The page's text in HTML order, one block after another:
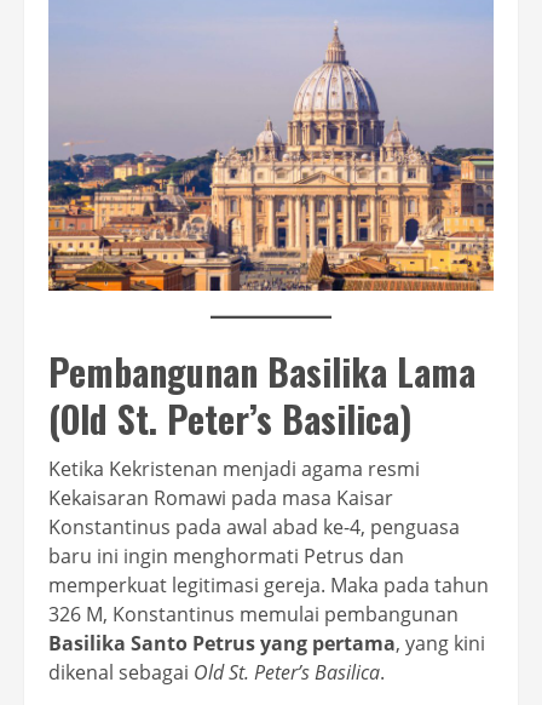
Pembangunan Basilika Lama
(Old St. Peter’s Basilica)
Ketika Kekristenan menjadi agama resmi
Kekaisaran Romawi pada masa Kaisar
Konstantinus pada awal abad ke-4, penguasa
baru ini ingin menghormati Petrus dan
memperkuat legitimasi gereja. Maka pada tahun
326 M, Konstantinus memulai pembangunan
Basilika Santo Petrus yang pertama, yang kini
dikenal sebagai Old St. Peter’s Basilica.